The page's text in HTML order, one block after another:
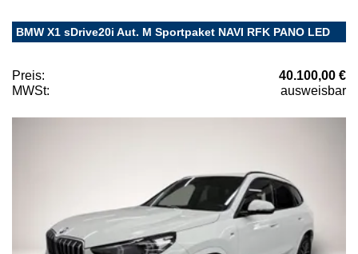
BMW X1 sDrive20i Aut. M Sportpaket NAVI RFK PANO LED
Preis:
40.100,00 €
MWSt:
ausweisbar